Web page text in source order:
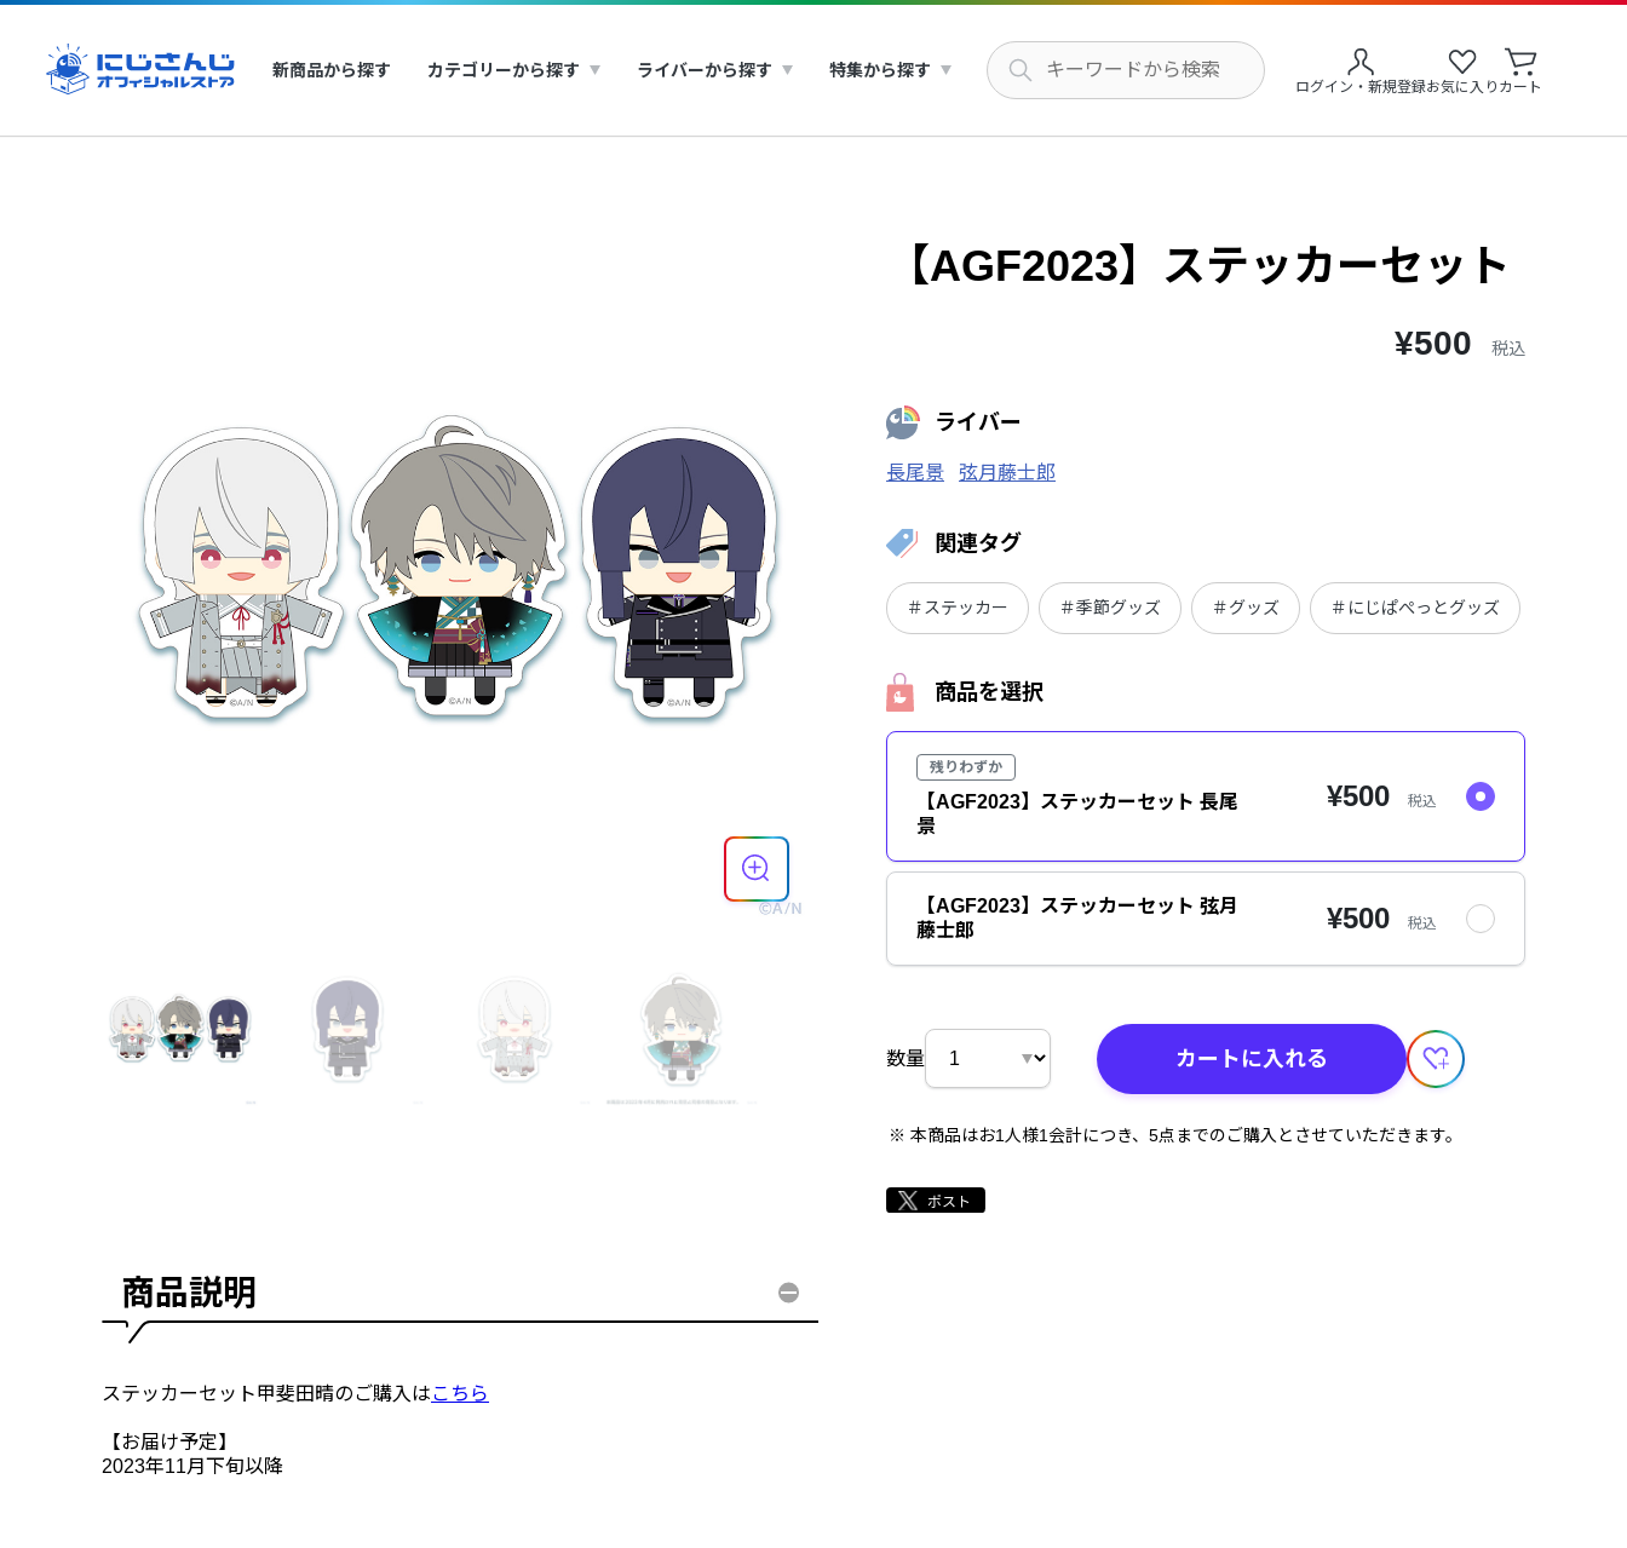
新商品から探す カテゴリーから探す ライバーから探す 特集から探す
ログイン・新規登録お気に入り カート
【AGF2023】ステッカーセット
¥500 税込
ライバー
長尾景 弦月藤士郎
関連タグ
＃ステッカー ＃季節グッズ ＃グッズ ＃にじぱぺっとグッズ
商品を選択
残りわずか
【AGF2023】ステッカーセット 長尾
景
¥500 税込
【AGF2023】ステッカーセット 弦月
藤士郎
¥500 税込
数量 カートに入れる
本商品はお1人様1会計につき、5点までのご購入とさせていただきます。
商品説明
ステッカーセット甲斐田晴のご購入はこちら
【お届け予定】
2023年11月下旬以降